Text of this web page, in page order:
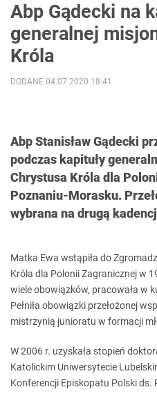
Abp Gądecki na
generalnej
Króla
Abp Stanisław Gądecki
podczas kapituły
Chrystusa Króla dla
Poznaniu-Morasku.
wybrana na drugą
DODANE 04.07.2020 18:41
Matka Ewa wstąpiła do
Króla dla Polonii Zagranicznej w
wiele obowiązków, pracowała w
Pełniła obowiązki przełożonej
mistrzynią junioratu w formacji
W 2006 r. uzyskała stopień
Katolickim Uniwersytecie
Konferencji Episkopatu Polski ds.